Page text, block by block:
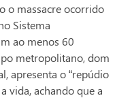
o massacre ocorrido
Sistema
ao menos 60
metropolitano, dom
apresenta o “repúdio
vida, achando que a